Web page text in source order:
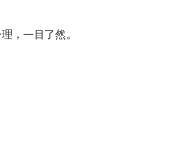
，一目了然。